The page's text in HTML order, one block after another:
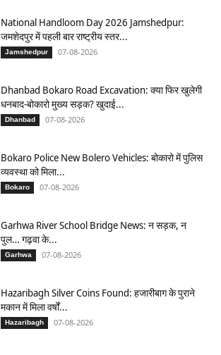
National Handloom Day 2026 Jamshedpur:
जमशेदपुर में पहली बार राष्ट्रीय स्तर...
Jamshedpur 07-08-2026
Dhanbad Bokaro Road Excavation: क्या फिर खुलेगी
धनबाद-बोकारो मुख्य सड़क? खुदाई...
Dhanbad 07-08-2026
Bokaro Police New Bolero Vehicles: बोकारो में पुलिस
व्यवस्था को मिला...
Bokaro 07-08-2026
Garhwa River School Bridge News: न सड़क, न
पुल… गढ़वा के...
Garhwa 07-08-2026
Hazaribagh Silver Coins Found: हजारीबाग के पुराने
मकान में मिला वर्षों...
Hazaribagh 07-08-2026